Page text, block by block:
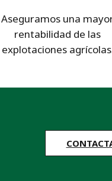
Aseguramos una
rentabilidad de las
explotaciones